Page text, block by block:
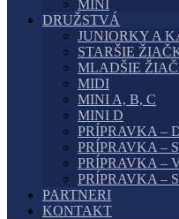
MINI
DRUŽSTVÁ
JUNIORKY A
STARŠIE
MLADŠIE
MIDI
MINI A, B, C
MINI D
PRÍPRAVKA –
PRÍPRAVKA –
PRÍPRAVKA –
PRÍPRAVKA –
PARTNERI
KONTAKT